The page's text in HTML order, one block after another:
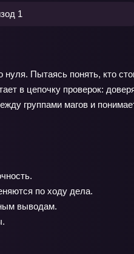
1
Пытаясь понять, кто
в цепочку проверок:
группами магов и
по ходу дела.
выводам.